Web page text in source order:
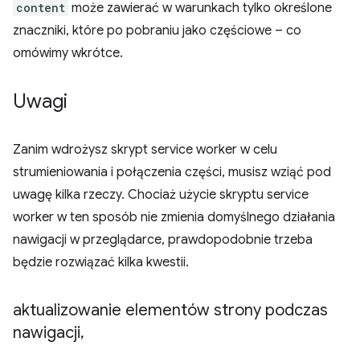
content może zawierać w warunkach tylko określone
znaczniki, które po pobraniu jako częściowe – co
omówimy wkrótce.
Uwagi
Zanim wdrożysz skrypt service worker w celu
strumieniowania i połączenia części, musisz wziąć pod
uwagę kilka rzeczy. Chociaż użycie skryptu service
worker w ten sposób nie zmienia domyślnego działania
nawigacji w przeglądarce, prawdopodobnie trzeba
będzie rozwiązać kilka kwestii.
aktualizowanie elementów strony podczas
nawigacji,